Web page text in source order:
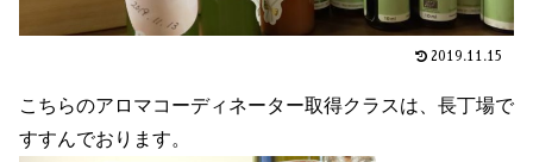
2019.11.15
こちらのアロマコーディネーター取得クラスは、長丁場で
すすんでおります。